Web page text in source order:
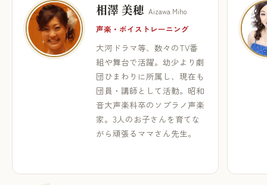
相澤 美穂 Aizawa Miho
声楽・ボイストレーニング
大河ドラマ等、数々のTV番
組や舞台で活躍。幼少より劇
団ひまわりに所属し、現在も
団員・講師として活動。昭和
音大声楽科卒のソプラノ声楽
家。3人のお子さんを育てな
がら頑張るママさん先生。